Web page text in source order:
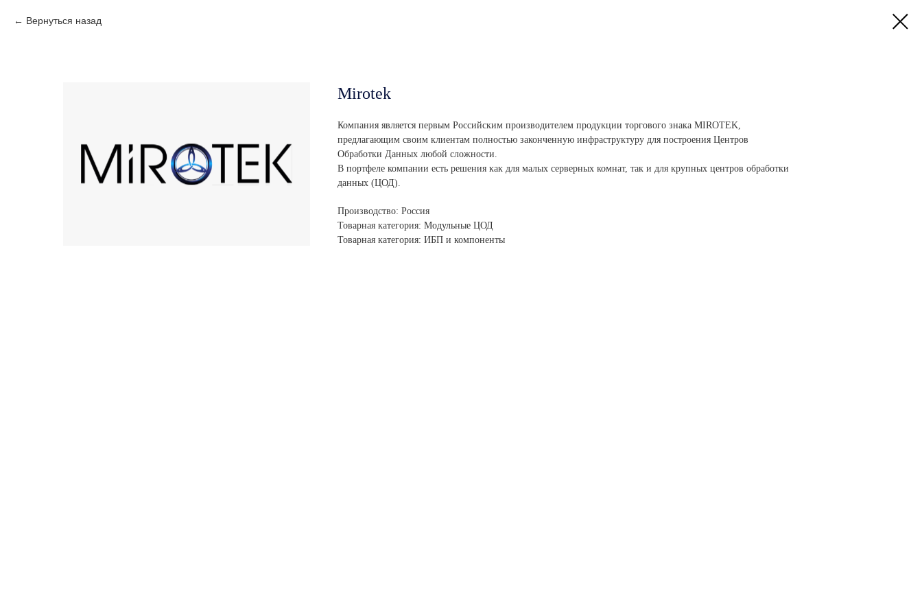
Вернуться назад
Mirotek
Компания является первым Российским производителем продукции торгового знака MIROTEK,
предлагающим своим клиентам полностью законченную инфраструктуру для построения Центров
Обработки Данных любой сложности.
В портфеле компании есть решения как для малых серверных комнат, так и для крупных центров обработки
данных (ЦОД).
Производство: Россия
Товарная категория: Модульные ЦОД
Товарная категория: ИБП и компоненты